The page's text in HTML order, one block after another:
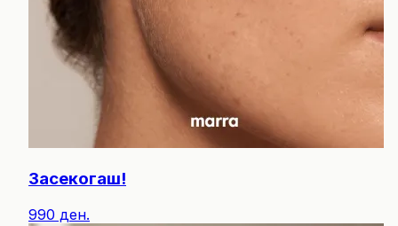
Засекогаш!
990 ден.